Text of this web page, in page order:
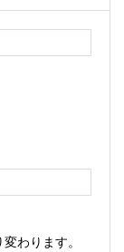
わります。